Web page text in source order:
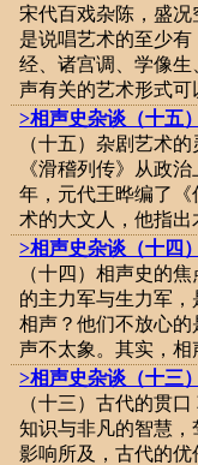
宋代百戏杂陈，盛
是说唱艺术的至少
经、诸宫调、学像
声有关的艺术形式可
>相声史杂谈（十五
（十五）杂剧艺术
《滑稽列传》从政
年，元代王晔编了
术的大文人，他指出
>相声史杂谈（十四
（十四）相声史的
的主力军与生力军
相声？他们不放心
声不太象。其实，相
>相声史杂谈（十三
（十三）古代的贯
知识与非凡的智慧
影响所及，古代的